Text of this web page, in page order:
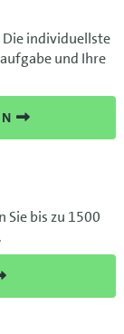
Die individuellste
und Ihre
Sie bis zu 1500